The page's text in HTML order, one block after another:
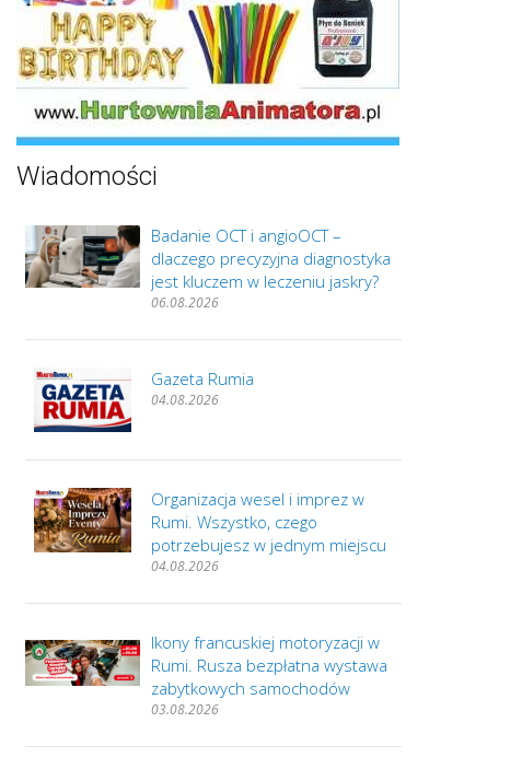
Wiadomości
Badanie OCT i angioOCT –
dlaczego precyzyjna diagnostyka
jest kluczem w leczeniu jaskry?
06.08.2026
Gazeta Rumia
04.08.2026
Organizacja wesel i imprez w
Rumi. Wszystko, czego
potrzebujesz w jednym miejscu
04.08.2026
Ikony francuskiej motoryzacji w
Rumi. Rusza bezpłatna wystawa
zabytkowych samochodów
03.08.2026